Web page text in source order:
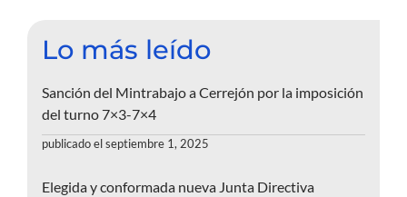
Lo más leído
Sanción del Mintrabajo a Cerrejón por la imposición
del turno 7×3-7×4
publicado el septiembre 1, 2025
Elegida y conformada nueva Junta Directiva